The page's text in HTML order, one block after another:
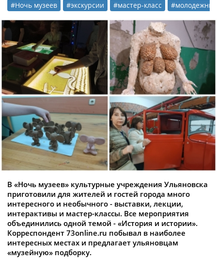
#Ночь музеев #экскурсии #мастер-класс
В «Ночь музеев» культурные учреждения Ульяновска
приготовили для жителей и гостей города много
интересного и необычного - выставки, лекции,
интерактивы и мастер-классы. Все мероприятия
объединились одной темой - «История и истории».
Корреспондент 73online.ru побывал в наиболее
интересных местах и предлагает ульяновцам
«музейную» подборку.